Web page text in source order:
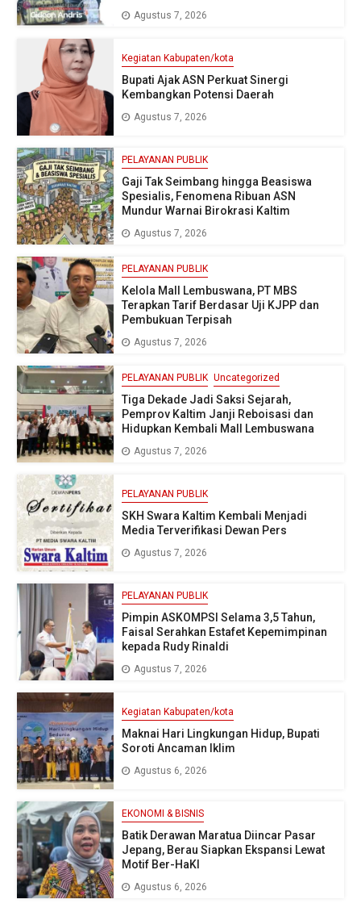
Agustus 7, 2026
Kegiatan Kabupaten/kota
Bupati Ajak ASN Perkuat Sinergi
Kembangkan Potensi Daerah
Agustus 7, 2026
PELAYANAN PUBLIK
Gaji Tak Seimbang hingga Beasiswa
Spesialis, Fenomena Ribuan ASN
Mundur Warnai Birokrasi Kaltim
Agustus 7, 2026
PELAYANAN PUBLIK
Kelola Mall Lembuswana, PT MBS
Terapkan Tarif Berdasar Uji KJPP dan
Pembukuan Terpisah
Agustus 7, 2026
PELAYANAN PUBLIK Uncategorized
Tiga Dekade Jadi Saksi Sejarah,
Pemprov Kaltim Janji Reboisasi dan
Hidupkan Kembali Mall Lembuswana
Agustus 7, 2026
PELAYANAN PUBLIK
SKH Swara Kaltim Kembali Menjadi
Media Terverifikasi Dewan Pers
Agustus 7, 2026
PELAYANAN PUBLIK
Pimpin ASKOMPSI Selama 3,5 Tahun,
Faisal Serahkan Estafet Kepemimpinan
kepada Rudy Rinaldi
Agustus 7, 2026
Kegiatan Kabupaten/kota
Maknai Hari Lingkungan Hidup, Bupati
Soroti Ancaman Iklim
Agustus 6, 2026
EKONOMI & BISNIS
Batik Derawan Maratua Diincar Pasar
Jepang, Berau Siapkan Ekspansi Lewat
Motif Ber-HaKI
Agustus 6, 2026